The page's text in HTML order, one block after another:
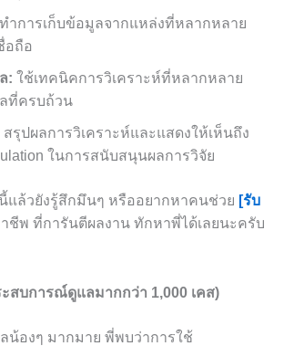
ทำการเก็บข้อมูลจากแหล่งที่หลากหลาย
อถือ
: ใช้เทคนิคการวิเคราะห์ที่หลากหลาย
ที่ครบถ้วน
สรุปผลการวิเคราะห์และแสดงให้เห็นถึง
ในการสนับสนุนผลการวิจัย
แล้วยังรู้สึกมึนๆ หรืออยากหาคนช่วย [รับ
ชีพ ที่การันตีผลงาน ทักหาพี่ได้เลยนะครับ
สบการณ์ดูแลมากกว่า 1,000 เคส)
น้องๆ มากมาย พี่พบว่าการใช้